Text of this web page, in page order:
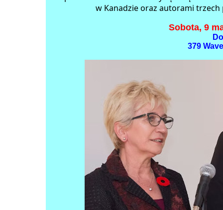
w Kanadzie oraz autorami
Sobota, 9
379